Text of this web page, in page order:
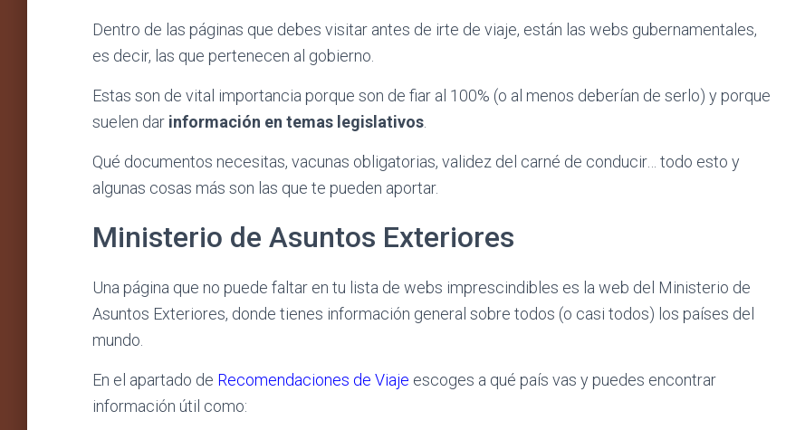
Dentro de las páginas que debes visitar antes de irte de viaje, están las webs gubernamentales,
es decir, las que pertenecen al gobierno.
Estas son de vital importancia porque son de fiar al 100% (o al menos deberían de serlo) y porque
suelen dar información en temas legislativos
Qué documentos necesitas, vacunas obligatorias, validez del carné de conducir… todo esto y
algunas cosas más son las que te pueden aportar.
Ministerio de Asuntos Exteriores
Una página que no puede faltar en tu lista de webs imprescindibles es la web del Ministerio de
Asuntos Exteriores, donde tienes información general sobre todos (o casi todos) los países del
mundo.
En el apartado de Recomendaciones de Viaje escoges a qué país vas y puedes encontrar
información útil como: